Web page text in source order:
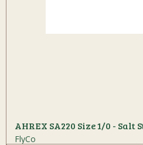
AHREX SA220 Size 1/0 - Salt
FlyCo